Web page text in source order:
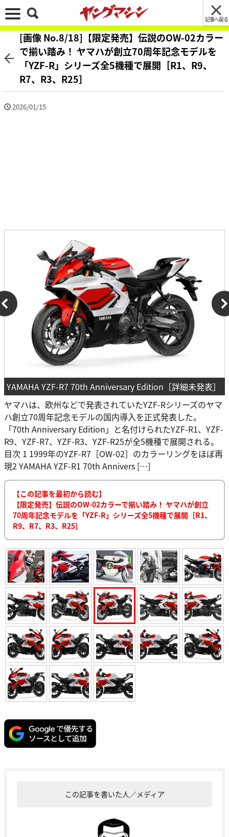
記事へ戻る
[画像 No.8/18]【限定発売】伝説のOW-02カラー
で揃い踏み！ ヤマハが創立70周年記念モデルを
「YZF-R」シリーズ全5機種で展開［R1、R9、
R7、R3、R25］
2026/01/15
YAMAHA YZF-R7 70th Anniversary Edition［詳細未発表］
ヤマハは、欧州などで発表されていたYZF-Rシリーズのヤマ
ハ創立70周年記念モデルの国内導入を正式発表した。
「70th Anniversary Edition」と名付けられたYZF-R1、YZF-
R9、YZF-R7、YZF-R3、YZF-R25が全5機種で展開される。
目次 1 1999年のYZF-R7［OW-02］のカラーリングをほぼ再
現2 YAMAHA YZF-R1 70th Annivers […]
【この記事を最初から読む】
【限定発売】伝説のOW-02カラーで揃い踏み！ ヤマハが創立
70周年記念モデルを「YZF-R」シリーズ全5機種で展開［R1、
R9、R7、R3、R25］
この記事を書いた人／メディア